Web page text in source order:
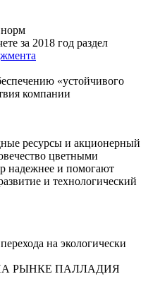
норм
за 2018 год раздел
«устойчивого
компании
ресурсы и акционерный
цветными
надежнее и помогают
и технологический
на экологически
РЫНКЕ ПАЛЛАДИЯ